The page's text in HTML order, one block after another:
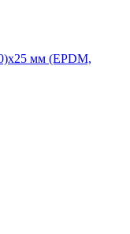
мм (EPDM,